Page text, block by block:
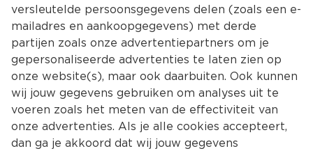
versleutelde persoonsgegevens delen (zoals een e-
mailadres en aankoopgegevens) met derde
partijen zoals onze advertentiepartners om je
gepersonaliseerde advertenties te laten zien op
onze website(s), maar ook daarbuiten. Ook kunnen
wij jouw gegevens gebruiken om analyses uit te
voeren zoals het meten van de effectiviteit van
onze advertenties. Als je alle cookies accepteert,
dan ga je akkoord dat wij jouw gegevens